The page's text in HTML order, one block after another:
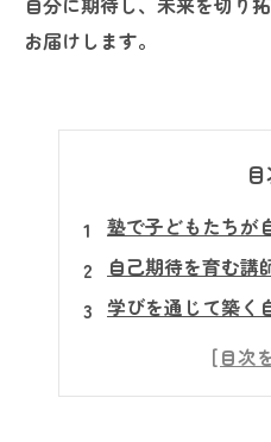
お届けします。
塾で子どもたちが
自己期待を育む講
学びを通じて築く
潜在力を引き出す